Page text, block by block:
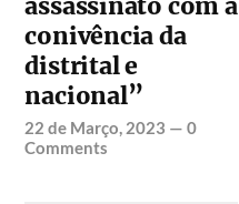
conivência da
distrital e
nacional”
22 de Março, 2023 —0
Comments